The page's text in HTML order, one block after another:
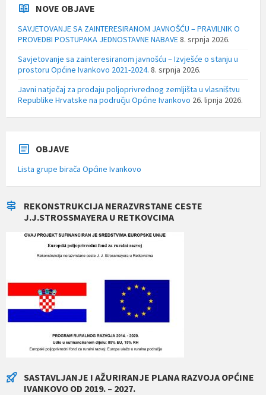
NOVE OBJAVE
SAVJETOVANJE SA ZAINTERESIRANOM JAVNOŠĆU – PRAVILNIK O
PROVEDBI POSTUPAKA JEDNOSTAVNE NABAVE8. srpnja 2026.
Savjetovanje sa zainteresiranom javnošću – Izvješće o stanju u
prostoru Općine Ivankovo 2021-2024. 8. srpnja 2026.
Javni natječaj za prodaju poljoprivrednog zemljišta u vlasništvu
Republike Hrvatske na području Općine Ivankovo 26. lipnja 2026.
OBJAVE
Lista grupe birača Općine Ivankovo
REKONSTRUKCIJA NERAZVRSTANE CESTE
J.J.STROSSMAYERA U RETKOVCIMA
SASTAVLJANJE I AŽURIRANJE PLANA RAZVOJA OPĆINE
IVANKOVO OD 2019. – 2027.